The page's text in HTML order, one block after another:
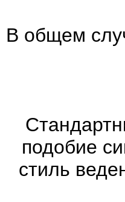
В общем
подобие
стиль